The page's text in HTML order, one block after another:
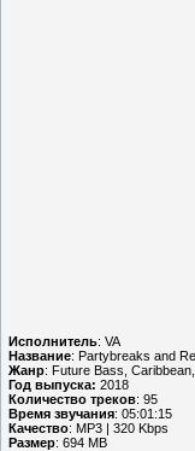
Исполнитель: VA
Название: Partybreaks and
Жанр: Future Bass,
Год выпуска: 2018
Количество треков: 95
Время звучания: 05:01:15
Качество: MP3 | 320 Kbps
Размер: 694 MB